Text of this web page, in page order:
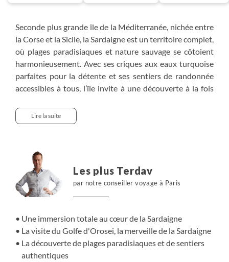
Seconde plus grande île de la Méditerranée, nichée entre
la Corse et la Sicile, la Sardaigne est un territoire complet,
où plages paradisiaques et nature sauvage se côtoient
harmonieusement. Avec ses criques aux eaux turquoise
parfaites pour la détente et ses sentiers de randonnée
accessibles à tous, l’île invite à une découverte à la fois
pittoresques, ses montagnes majestueuses, et ses
collines verdoyantes tout en vous imprégnant de son
Sergio, guide local passionné, parcourez les hauts
plateaux sauvages du parc national et admirez les
paysages spectaculaires du golfe d’Orosei en suivant le
mythique sentier du Selvaggio Blu. Sergio saura vous
transmettre son amour et son expertise pour cette île
une histoire unique.
Lire la suite
Les plus Terdav
par notre conseiller voyage à Paris
Une immersion totale au cœur de la Sardaigne
La visite du Golfe d'Orosei, la merveille de la Sardaigne
La découverte de plages paradisiaques et de sentiers
authentiques